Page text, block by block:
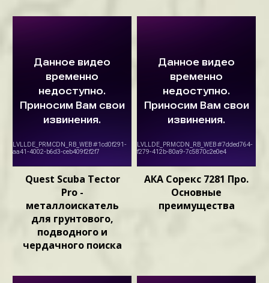
Quest Scuba Tector
Pro -
металлоискатель
для грунтового,
подводного и
чердачного поиска
АКА Сорекс 7281 Про.
Основные
преимущества